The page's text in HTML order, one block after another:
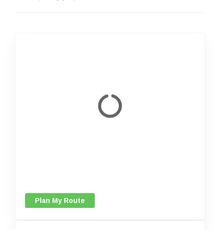
Plan My Route